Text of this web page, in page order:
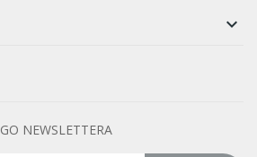

NEWSLETTERA